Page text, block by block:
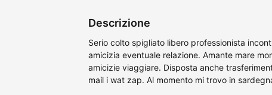
Descrizione
Serio colto spigliato libero professionista
amicizia eventuale relazione. Amante mare
amicizie viaggiare. Disposta anche
mail i wat zap. Al momento mi trovo in